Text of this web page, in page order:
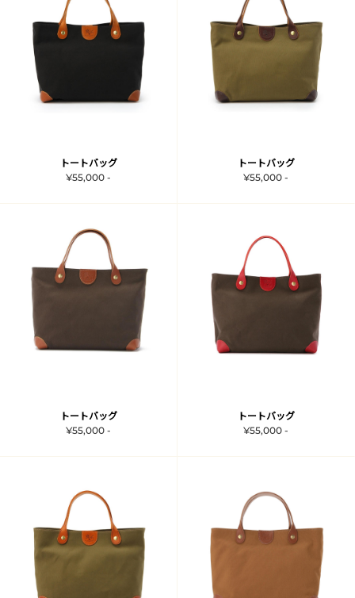
トートバッグ
¥55,000 -
トートバッグ
¥55,000 -
トートバッグ
¥55,000 -
トートバッグ
¥55,000 -